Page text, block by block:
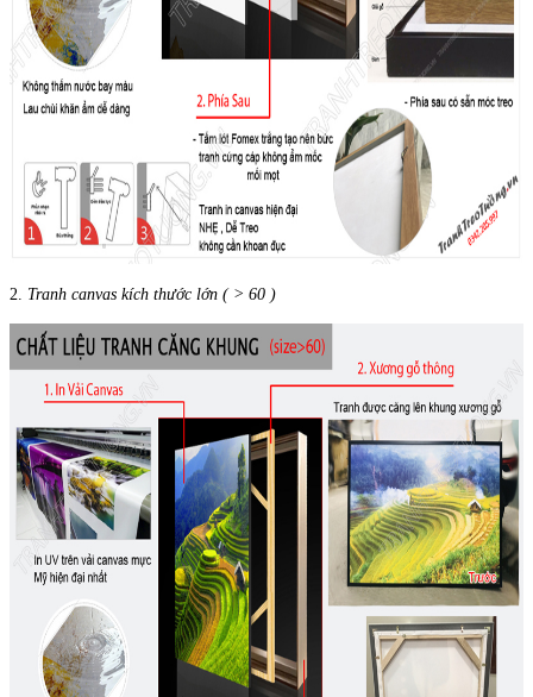
2. Tranh canvas kích thước lớn ( > 60 )